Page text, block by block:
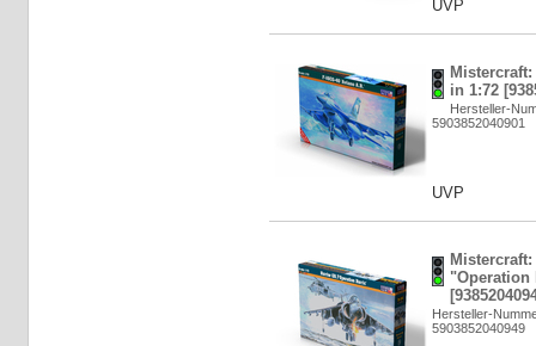
UVP
in 1:72
Hersteller-
5903852040901
UVP
"Operation
Hersteller-
5903852040949